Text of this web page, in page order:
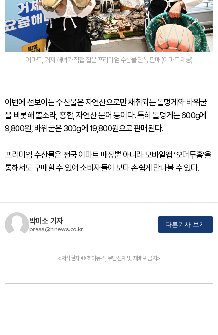
이마트, 거제 해녀가 직접 잡은 프리미엄 수산물 단독 판매 (이마트 제공)
이번에 선보이는 수산물은 자연산으로만 채취되는 돌멍게와 바위굴
을 비롯해 뿔소라, 홍합, 자연산 문어 등이다. 특히 돌멍게는 600g에
9,800원, 바위굴은 300g에 19,800원으로 판매된다.
프리미엄 수산물은 전국 이마트 매장뿐 아니라 모바일앱 ‘오더투홈’을
통해서도 구매할 수 있어 소비자들이 보다 손쉽게 만나볼 수 있다.
박미소 기자
press@hinews.co.kr
다른기사 보기
<저작권자 © 하이뉴스, 무단전재 및 재배포 금지>